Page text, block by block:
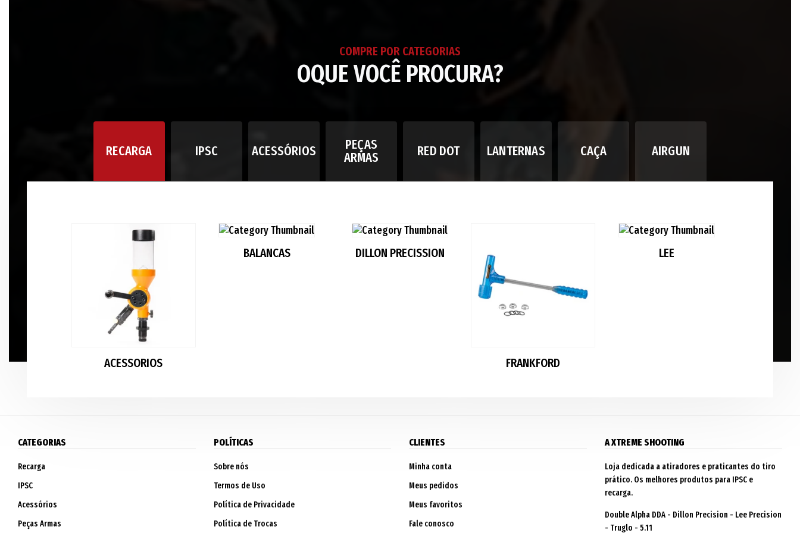
COMPRE POR CATEGORIAS
OQUE VOCÊ PROCURA?
RECARGA IPSC ACESSÓRIOS
PEÇAS
ARMAS
RED DOT LANTERNAS CAÇA AIRGUN
ACESSORIOS
BALANCAS DILLON PRECISSION
FRANKFORD
LEE
CATEGORIAS
Recarga
IPSC
Acessórios
Peças Armas
POLÍTICAS
Sobre nós
Termos de Uso
Política de Privacidade
Política de Trocas
CLIENTES
Minha conta
Meus pedidos
Meus favoritos
Fale conosco
A XTREME SHOOTING
Loja dedicada a atiradores e praticantes do tiro
prático. Os melhores produtos para IPSC e
recarga.
Double Alpha DDA - Dillon Precision - Lee Precision
- Truglo - 5.11